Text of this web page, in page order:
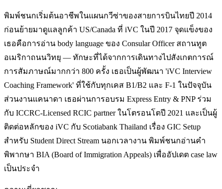
พิมพ์ชนกเริ่มต้นอาชีพในแผนกวีซ่าของสายการบินไทยปี 2014
ก่อนย้ายมาดูแลลูกค้า US/Canada ที่ iVC ในปี 2017 จุดแข็งของ
เธอคือการอ่าน body language ของ Consular Officer สถานทูต
อเมริกาถนนวิทยุ — ทักษะที่ได้จากการเดินทางไปสังเกตการณ์
การสัมภาษณ์มากกว่า 800 ครั้ง เธอเป็นผู้พัฒนา 'iVC Interview
Coaching Framework' ที่ใช้กับทุกเคส B1/B2 และ F-1 ในปัจจุบัน
ส่วนงานแคนาดา เธอผ่านการอบรม Express Entry & PNP ร่วม
กับ ICCRC-Licensed RCIC partner ในโตรอนโตปี 2021 และเป็นผู้
ติดต่อหลักของ iVC กับ Scotiabank Thailand เรื่อง GIC Setup
สำหรับ Student Direct Stream นอกเวลางาน พิมพ์ชนกอ่านคำ
พิพากษา BIA (Board of Immigration Appeals) เพื่ออัปเดต case law
เป็นประจำ